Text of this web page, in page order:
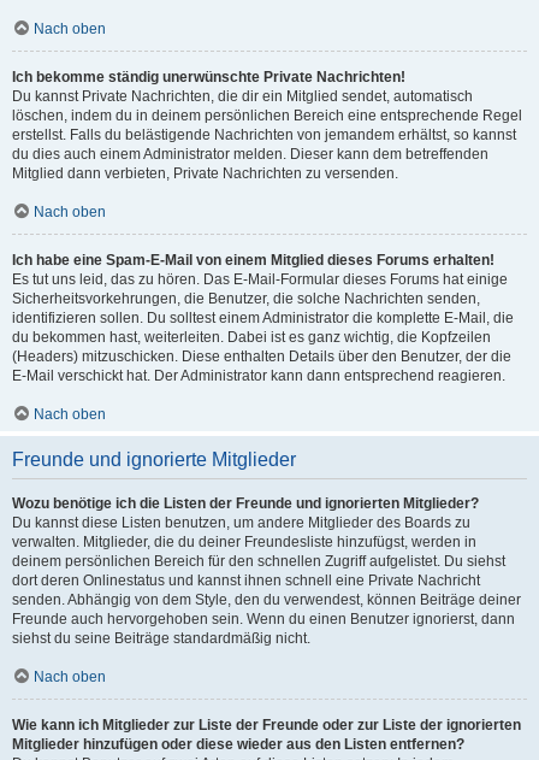
Nach oben
Ich bekomme ständig unerwünschte Private Nachrichten!
Du kannst Private Nachrichten, die dir ein Mitglied sendet, automatisch
löschen, indem du in deinem persönlichen Bereich eine entsprechende Regel
erstellst. Falls du belästigende Nachrichten von jemandem erhältst, so kannst
du dies auch einem Administrator melden. Dieser kann dem betreffenden
Mitglied dann verbieten, Private Nachrichten zu versenden.
Nach oben
Ich habe eine Spam-E-Mail von einem Mitglied dieses Forums erhalten!
Es tut uns leid, das zu hören. Das E-Mail-Formular dieses Forums hat einige
Sicherheitsvorkehrungen, die Benutzer, die solche Nachrichten senden,
identifizieren sollen. Du solltest einem Administrator die komplette E-Mail, die
du bekommen hast, weiterleiten. Dabei ist es ganz wichtig, die Kopfzeilen
(Headers) mitzuschicken. Diese enthalten Details über den Benutzer, der die
E-Mail verschickt hat. Der Administrator kann dann entsprechend reagieren.
Nach oben
Freunde und ignorierte Mitglieder
Wozu benötige ich die Listen der Freunde und ignorierten Mitglieder?
Du kannst diese Listen benutzen, um andere Mitglieder des Boards zu
verwalten. Mitglieder, die du deiner Freundesliste hinzufügst, werden in
deinem persönlichen Bereich für den schnellen Zugriff aufgelistet. Du siehst
dort deren Onlinestatus und kannst ihnen schnell eine Private Nachricht
senden. Abhängig von dem Style, den du verwendest, können Beiträge deiner
Freunde auch hervorgehoben sein. Wenn du einen Benutzer ignorierst, dann
siehst du seine Beiträge standardmäßig nicht.
Nach oben
Wie kann ich Mitglieder zur Liste der Freunde oder zur Liste der ignorierten
Mitglieder hinzufügen oder diese wieder aus den Listen entfernen?